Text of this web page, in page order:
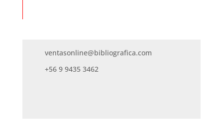
ventasonline@bibliografica.com
+56 9 9435 3462